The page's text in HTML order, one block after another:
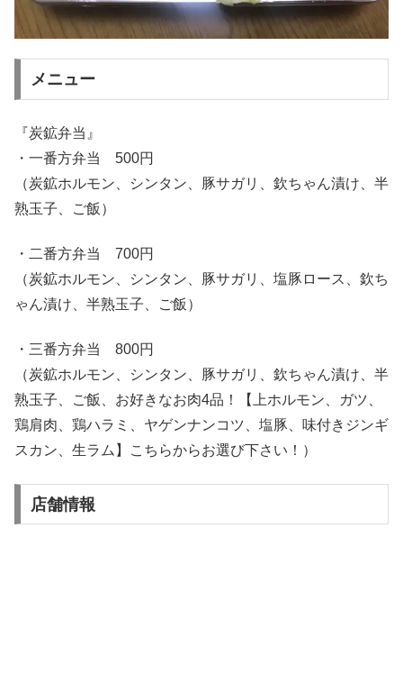
メニュー
『炭鉱弁当』
・一番方弁当 500円
（炭鉱ホルモン、シンタン、豚サガリ、欽ちゃん漬け、半
熟玉子、ご飯）
・二番方弁当 700円
（炭鉱ホルモン、シンタン、豚サガリ、塩豚ロース、欽ち
ゃん漬け、半熟玉子、ご飯）
・三番方弁当 800円
（炭鉱ホルモン、シンタン、豚サガリ、欽ちゃん漬け、半
熟玉子、ご飯、お好きなお肉4品！【上ホルモン、ガツ、
鶏肩肉、鶏ハラミ、ヤゲンナンコツ、塩豚、味付きジンギ
スカン、生ラム】こちらからお選び下さい！）
店舗情報